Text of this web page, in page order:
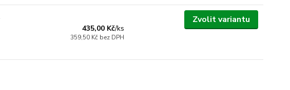
435,00 Kč/ks
359,50 Kč bez DPH
Zvolit variantu